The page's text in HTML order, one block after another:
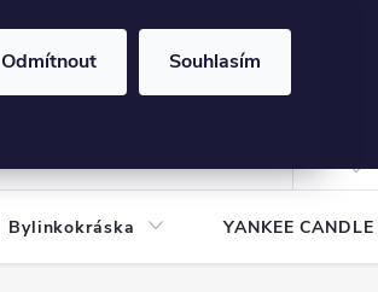
Odmítnout Souhlasím
Bylinkokráska YANKEE